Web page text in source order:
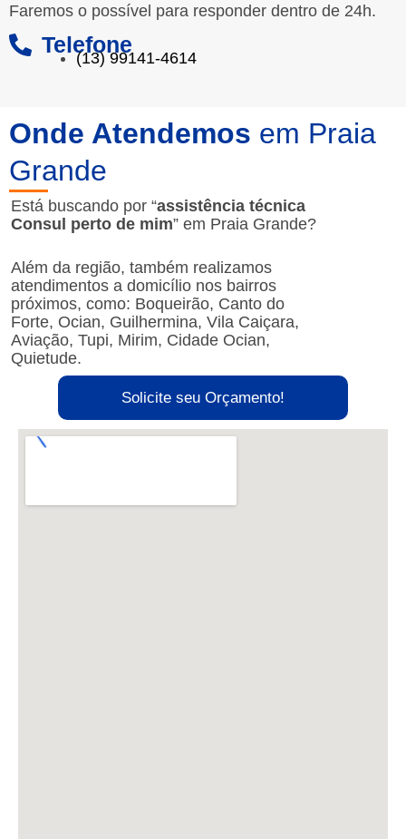
Faremos o possível para responder dentro de 24h.
Telefone
(13) 99141-4614
Onde Atendemos em Praia
Grande
Está buscando por “assistência técnica
Consul perto de mim” em Praia Grande?
Além da região, também realizamos
atendimentos a domicílio nos bairros
próximos, como: Boqueirão, Canto do
Forte, Ocian, Guilhermina, Vila Caiçara,
Aviação, Tupi, Mirim, Cidade Ocian,
Quietude.
Solicite seu Orçamento!